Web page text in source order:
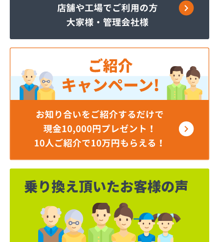
株式会社JAエルサポート
株式会社JAエルサポート 県北支店
株式会社MIKANE
株式会社TOKAI 小山支店
株式会社TOKAI 那須支店
株式会社あいづや
株式会社イイジマ
株式会社エコファースト
株式会社エス・ケーガス
株式会社エネサンスサービス
株式会社エルピオ 宇都宮営業所
株式会社オオイデ
株式会社ガスパル 宇都宮販売所
株式会社ガスパル 那須販売所
株式会社キクチ
株式会社クレックス 宇都宮営業所
株式会社クレックス 那須塩原営業所
株式会社グローバルエナジー